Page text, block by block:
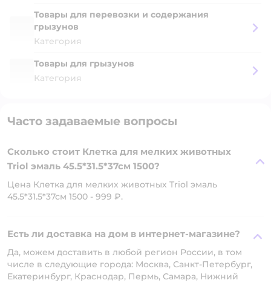
Товары для перевозки и содержания
грызунов
Категория
Товары для грызунов
Категория
Часто задаваемые вопросы
Сколько стоит Клетка для мелких животных
Triol эмаль 45.5*31.5*37см 1500?
Цена Клетка для мелких животных Triol эмаль
45.5*31.5*37см 1500 - 999 ₽.
Есть ли доставка на дом в интернет-магазине?
Да, можем доставить в любой регион России, в том
числе в следующие города: Москва, Санкт-Петербург,
Екатеринбург, Краснодар, Пермь, Самара, Нижний